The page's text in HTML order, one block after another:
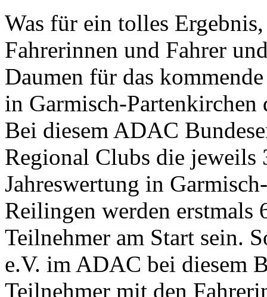
Was für ein tolles
Fahrerinnen und Fahrer
Daumen für das
in Garmisch-
Bei diesem ADAC
Regional Clubs die jeweils
Jahreswertung in
Reilingen werden erstmals
Teilnehmer am Start sein.
e.V. im ADAC bei diesem
Teilnehmer mit den